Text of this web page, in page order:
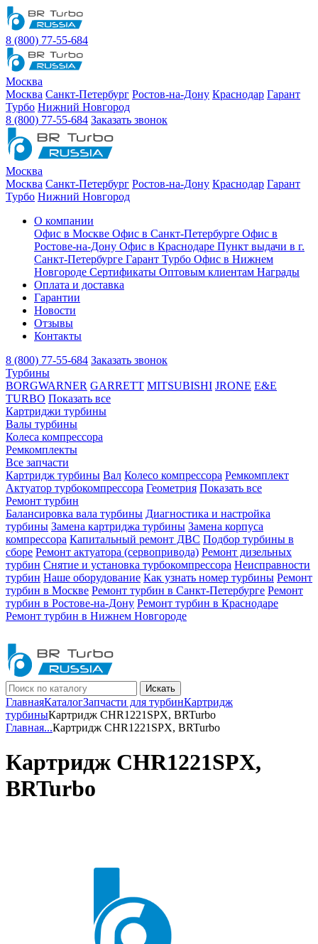
8 (800) 77-55-684
Москва
Москва Санкт-Петербург Ростов-на-Дону Краснодар Гарант
Турбо Нижний Новгород
8 (800) 77-55-684 Заказать звонок
Москва
Москва Санкт-Петербург Ростов-на-Дону Краснодар Гарант
Турбо Нижний Новгород
О компании
Офис в Москве Офис в Санкт-Петербурге Офис в
Ростове-на-Дону Офис в Краснодаре Пункт выдачи в г.
Санкт-Петербурге Гарант Турбо Офис в Нижнем
Новгороде Сертификаты Оптовым клиентам Награды
Оплата и доставка
Гарантии
Новости
Отзывы
Контакты
8 (800) 77-55-684 Заказать звонок
Турбины
BORGWARNER GARRETT MITSUBISHI JRONE E&E
TURBO Показать все
Картриджи турбины
Валы турбины
Колеса компрессора
Ремкомплекты
Все запчасти
Картридж турбины Вал Колесо компрессора Ремкомплект
Актуатор турбокомпрессора Геометрия Показать все
Ремонт турбин
Балансировка вала турбины Диагностика и настройка
турбины Замена картриджа турбины Замена корпуса
компрессора Капитальный ремонт ДВС Подбор турбины в
сборе Ремонт актуатора (сервопривода) Ремонт дизельных
турбин Снятие и установка турбокомпрессора Неисправности
турбин Наше оборудование Как узнать номер турбины Ремонт
турбин в Москве Ремонт турбин в Санкт-Петербурге Ремонт
турбин в Ростове-на-Дону Ремонт турбин в Краснодаре
Ремонт турбин в Нижнем Новгороде
Искать
ГлавнаяКаталогЗапчасти для турбинКартридж
турбиныКартридж CHR1221SPX, BRTurbo
Главная...Картридж CHR1221SPX, BRTurbo
Картридж CHR1221SPX,
BRTurbo